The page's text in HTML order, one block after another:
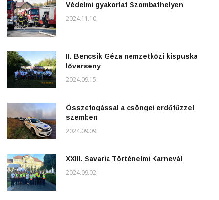
Védelmi gyakorlat Szombathelyen
2024.11.10.
II. Bencsik Géza nemzetközi kispuska
lőverseny
2024.09.15.
Összefogással a csöngei erdőtűzzel
szemben
2024.09.09.
XXIII. Savaria Történelmi Karnevál
2024.09.02.